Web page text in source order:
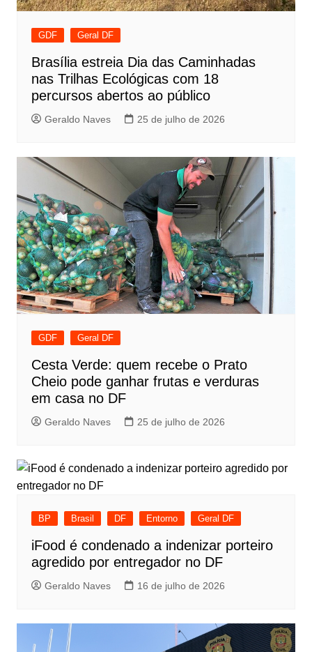
GDF Geral DF
Brasília estreia Dia das Caminhadas
nas Trilhas Ecológicas com 18
percursos abertos ao público
Geraldo Naves 25 de julho de 2026
GDF Geral DF
Cesta Verde: quem recebe o Prato
Cheio pode ganhar frutas e verduras
em casa no DF
Geraldo Naves 25 de julho de 2026
BP Brasil DF Entorno Geral DF
iFood é condenado a indenizar porteiro
agredido por entregador no DF
Geraldo Naves 16 de julho de 2026